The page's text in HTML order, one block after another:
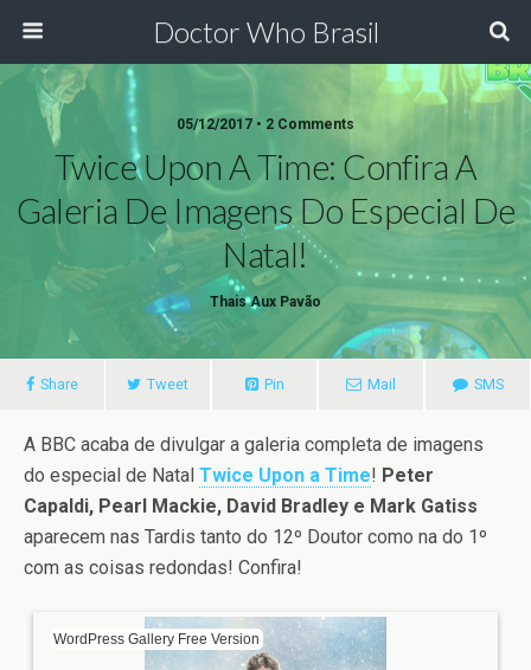
Doctor Who Brasil
05/12/2017 • 2 Comments
Twice Upon A Time: Confira A
Galeria De Imagens Do Especial De
Natal!
Thais Aux Pavão
Share Tweet Pin Mail SMS
A BBC acaba de divulgar a galeria completa de imagens
do especial de Natal Twice Upon a Time! Peter
Capaldi, Pearl Mackie, David Bradley e Mark Gatiss
aparecem nas Tardis tanto do 12º Doutor como na do 1º
com as coisas redondas! Confira!
WordPress Gallery Free Version